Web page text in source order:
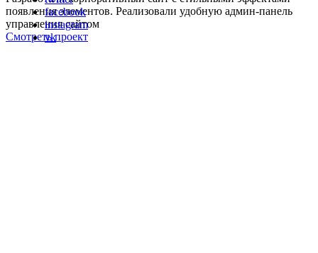
появления элементов. Реализовали удобную админ-панель
управления сайтом
Смотреть проект
facebook
instagram
vk